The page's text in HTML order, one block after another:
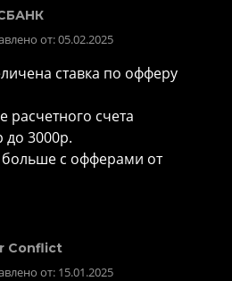
от: 05.02.2025
ставка по офферу
расчетного счета
до 3000р.
с офферами от
Conflict
от: 15.01.2025